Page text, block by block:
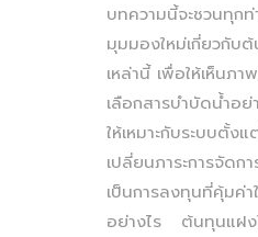
บทความนี้จะชวนทุก
มุมมองใหม่เกี่ยวกับ
เหล่านี้ เพื่อให้เห็นภา
เลือกสารบำบัดน้ำอ
ให้เหมาะกับระบบตั้ง
เปลี่ยนภาระการจัดก
เป็นการลงทุนที่คุ้มค่า
อย่างไร ต้นทุนแฝง